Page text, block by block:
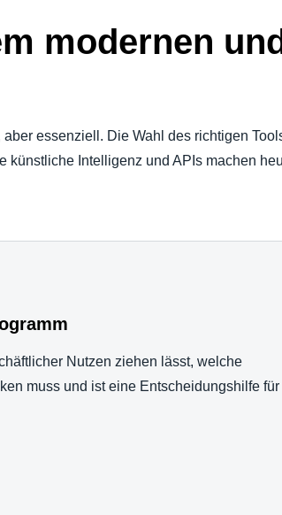
modernen
essenziell. Die Wahl des richtigen
Intelligenz und APIs machen
Nutzen ziehen lässt, welche
muss und ist eine Entscheidungshilfe für